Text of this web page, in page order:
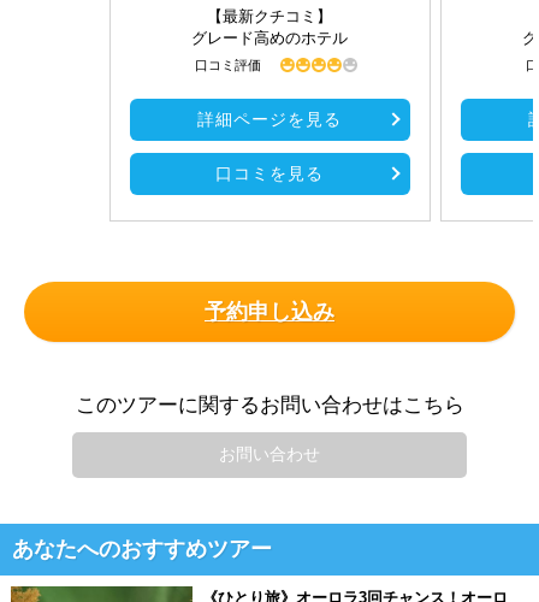
【最新クチコミ】
グレード高めのホテル
口コミ評価
詳細ページを見る
口コミを見る
予約申し込み
このツアーに関するお問い合わせはこちら
お問い合わせ
あなたへのおすすめツアー
《ひとり旅》オーロラ3回チャンス！オーロ